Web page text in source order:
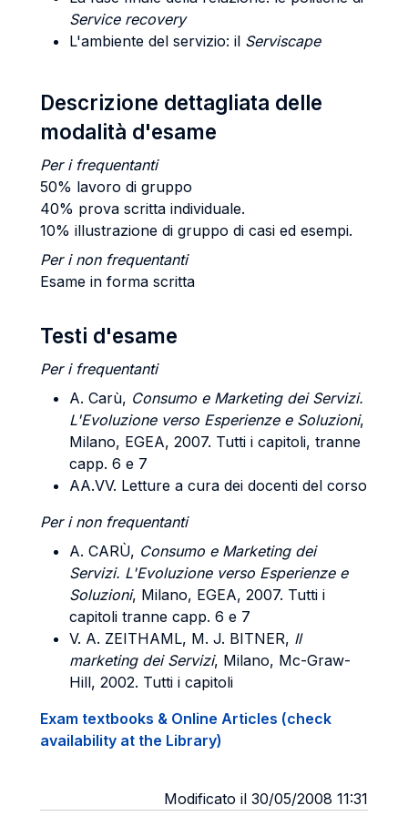
Service recovery
L'ambiente del servizio: il Serviscape
Descrizione dettagliata delle
modalità d'esame
Per i frequentanti
50% lavoro di gruppo
40% prova scritta individuale.
10% illustrazione di gruppo di casi ed esempi.
Per i non frequentanti
Esame in forma scritta
Testi d'esame
Per i frequentanti
A. Carù, Consumo e Marketing dei Servizi.
L'Evoluzione verso Esperienze e Soluzioni,
Milano, EGEA, 2007. Tutti i capitoli, tranne
capp. 6 e 7
AA.VV. Letture a cura dei docenti del corso
Per i non frequentanti
A. CARÙ, Consumo e Marketing dei
Servizi. L'Evoluzione verso Esperienze e
Soluzioni, Milano, EGEA, 2007. Tutti i
capitoli tranne capp. 6 e 7
V. A. ZEITHAML, M. J. BITNER, Il
marketing dei Servizi, Milano, Mc-Graw-
Hill, 2002. Tutti i capitoli
Exam textbooks & Online Articles (check
availability at the Library)
Modificato il 30/05/2008 11:31